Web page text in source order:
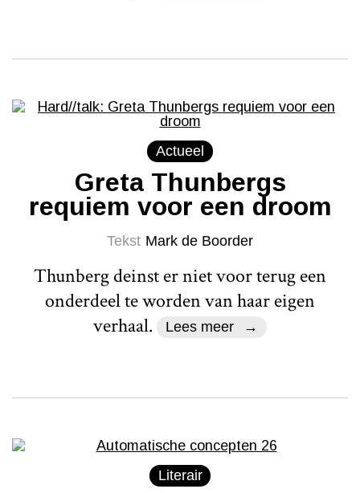
Actueel
Greta Thunbergs
requiem voor een droom
Tekst Mark de Boorder
Thunberg deinst er niet voor terug een
onderdeel te worden van haar eigen
verhaal.
Lees meer
Literair